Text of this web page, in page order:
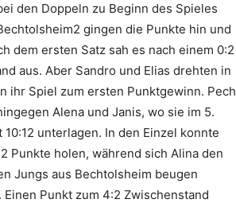
den Doppeln zu Beginn des Spieles
gingen die Punkte hin und
dem ersten Satz sah es nach einem 0:2
aus. Aber Sandro und Elias drehten in
ihr Spiel zum ersten Punktgewinn. Pech
Alena und Janis, wo sie im 5.
10:12 unterlagen. In den Einzel konnte
Punkte holen, während sich Alina den
Jungs aus Bechtolsheim beugen
Einen Punkt zum 4:2 Zwischenstand